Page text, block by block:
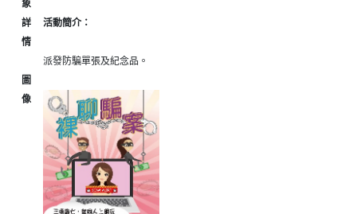
象
詳
情
活動簡介：
派發防騙單張及紀念品。
圖
像